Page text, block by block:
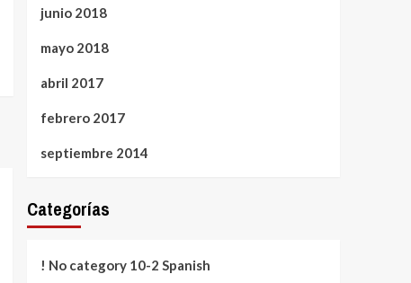
junio 2018
mayo 2018
abril 2017
febrero 2017
septiembre 2014
Categorías
! No category 10-2 Spanish